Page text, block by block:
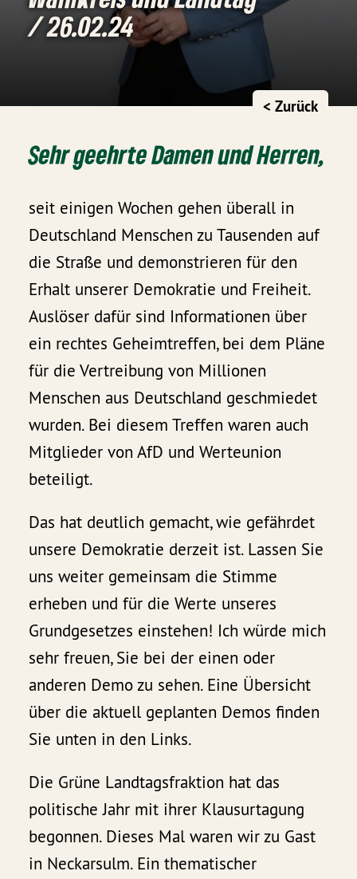
/ 26.02.24
< Zurück
Sehr geehrte Damen und Herren,
seit einigen Wochen gehen überall in
Deutschland Menschen zu Tausenden auf
die Straße und demonstrieren für den
Erhalt unserer Demokratie und Freiheit.
Auslöser dafür sind Informationen über
ein rechtes Geheimtreffen, bei dem Pläne
für die Vertreibung von Millionen
Menschen aus Deutschland geschmiedet
wurden. Bei diesem Treffen waren auch
Mitglieder von AfD und Werteunion
beteiligt.
Das hat deutlich gemacht, wie gefährdet
unsere Demokratie derzeit ist. Lassen Sie
uns weiter gemeinsam die Stimme
erheben und für die Werte unseres
Grundgesetzes einstehen! Ich würde mich
sehr freuen, Sie bei der einen oder
anderen Demo zu sehen. Eine Übersicht
über die aktuell geplanten Demos finden
Sie unten in den Links.
Die Grüne Landtagsfraktion hat das
politische Jahr mit ihrer Klausurtagung
begonnen. Dieses Mal waren wir zu Gast
in Neckarsulm. Ein thematischer